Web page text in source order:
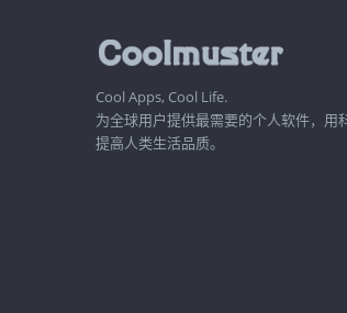
（3）退款例外：
如果您认为您的情况符合我们
Cool Apps, Cool Life.
为全球用户提供最需要的个人软件，用
提高人类生活品质。